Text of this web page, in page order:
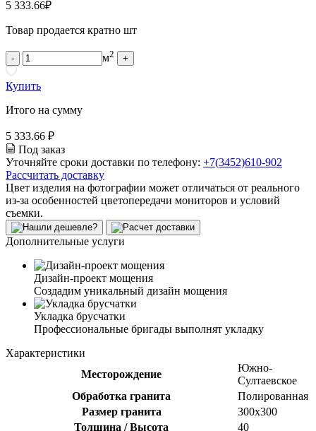
5 333.66₽
Товар продается кратно шт
- м2 +
Купить
Итого на сумму
5 333.66 ₽
Под заказ
Уточняйте сроки доставки по телефону: +7(3452)610-902
Рассчитать доставку
Цвет изделия на фотографии может отличаться от реального
из-за особенностей цветопередачи мониторов и условий
съемки.
Дополнительные услуги
Дизайн-проект мощения
Создадим уникальный дизайн мощения
Укладка брусчатки
Профессиональные бригады выполнят укладку
Характеристики
Месторождение
Южно-
Султаевское
Обработка гранита
Полированная
Размер гранита
300х300
Толщина / Высота
40